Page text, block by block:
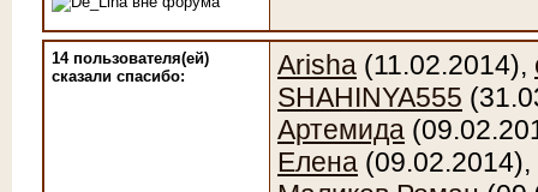
14 пользователя(ей)
сказали cпасибо:
Arisha (11.02.2014),
SHAHINYA555
Артемида
Елена (09.02.2014),